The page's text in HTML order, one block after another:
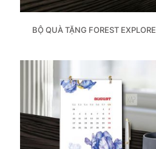
BỘ QUÀ TẶNG FOREST EXPLORE